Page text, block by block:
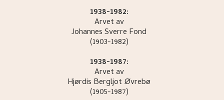
1938-1982:
Arvet av
Johannes Sverre Fond
(1903-1982)
1938-1987:
Arvet av
Hjørdis Bergljot Øvrebø
(1905-1987)